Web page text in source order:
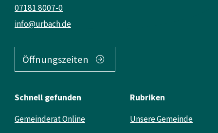
info@urbach.de
07181 8007-0
Öffnungszeiten
Schnell gefunden
Gemeinderat Online
Rubriken
Unsere Gemeinde